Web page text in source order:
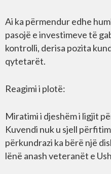
Ai ka përmendur edhe
pasojë e investimeve të
kontrolli, derisa pozita
qytetarët.
Reagimi i plotë:
Miratimi i djeshëm i ligjit
Kuvendi nuk u sjell
përkundrazi ka bërë një
lënë anash veteranët e